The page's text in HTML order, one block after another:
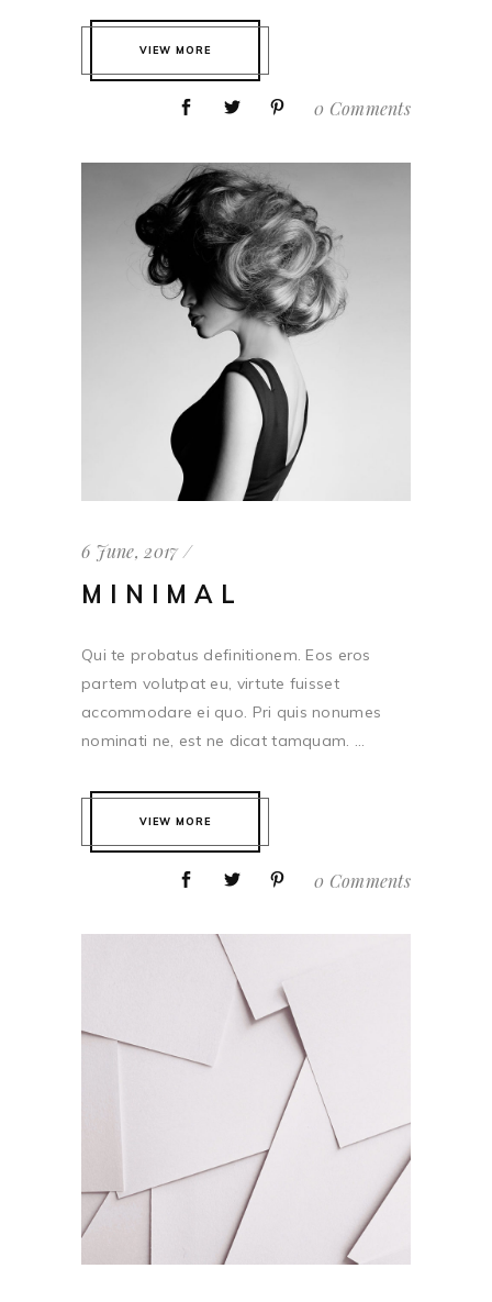
VIEW MORE
0 Comments
6 June, 2017
MINIMAL
Qui te probatus definitionem. Eos eros
partem volutpat eu, virtute fuisset
accommodare ei quo. Pri quis nonumes
nominati ne, est ne dicat tamquam. ...
VIEW MORE
0 Comments